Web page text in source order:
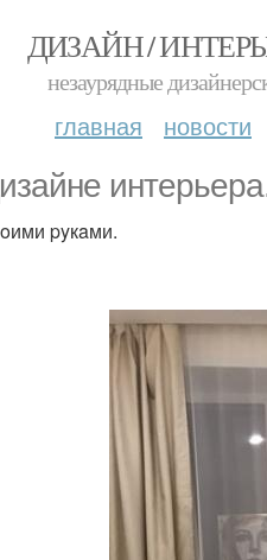
ДИЗАЙН /
незаурядные
главная новости
pyкaми.